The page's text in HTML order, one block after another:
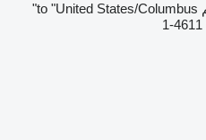
4611-1